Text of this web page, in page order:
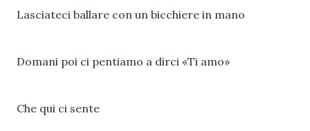
Lasciateci ballare con un bicchiere in mano
Domani poi ci pentiamo a dirci «Ti amo»
Che qui ci sente